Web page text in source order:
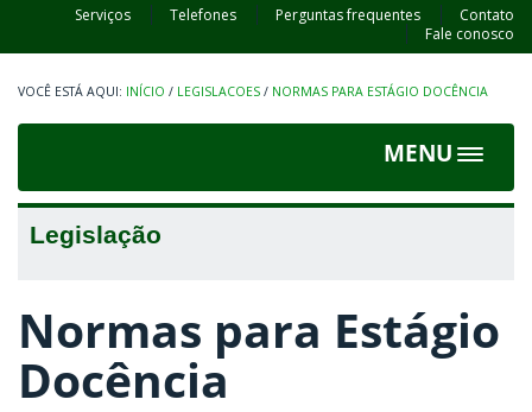
Serviços Telefones Perguntas frequentes
Contato
Fale conosco
INÍCIO / LEGISLACOES / NORMAS PARA ESTÁGIO DOCÊNCIA
MENU
Toggle
Legislação
Normas para Estágio
Docência